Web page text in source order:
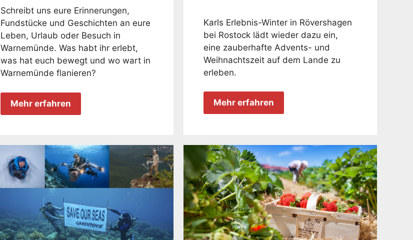
Schreibt uns eure Erinnerungen,
Fundstücke und Geschichten an eure
Leben, Urlaub oder Besuch in
Warnemünde. Was habt ihr erlebt,
was hat euch bewegt und wo wart in
Warnemünde flanieren?
Mehr erfahren
Karls Erlebnis-Winter in Rövershagen
bei Rostock lädt wieder dazu ein,
eine zauberhafte Advents- und
Weihnachtszeit auf dem Lande zu
erleben.
Mehr erfahren